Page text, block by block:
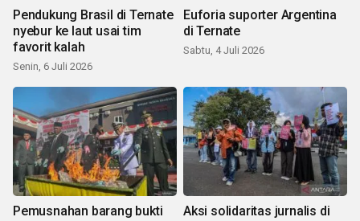
Pendukung Brasil di Ternate
nyebur ke laut usai tim
favorit kalah
Senin, 6 Juli 2026
Euforia suporter Argentina
di Ternate
Sabtu, 4 Juli 2026
Pemusnahan barang bukti
Aksi solidaritas jurnalis di